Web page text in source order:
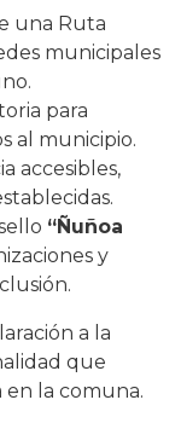
una Ruta
municipales
para
al municipio.
accesibles,
“Ñuñoa
y
a la
que
en la comuna.